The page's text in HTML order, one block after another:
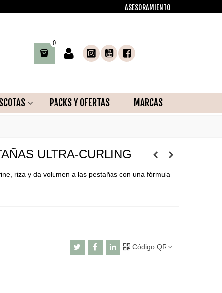
ASESORAMIENTO
0
PACKS Y OFERTAS MARCAS
ULTRA-CURLING
riza y da volumen a las pestañas con una fórmula
Código QR